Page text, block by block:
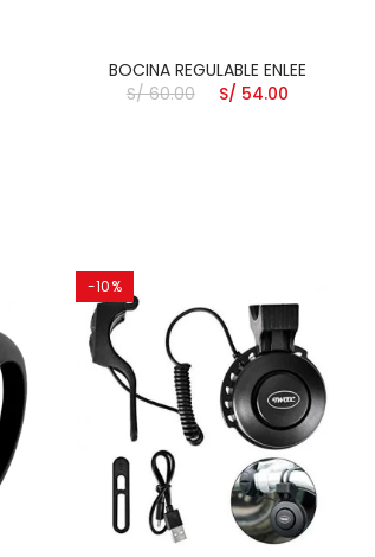
BOCINA REGULABLE ENLEE
S/ 60.00
S/ 54.00
-10%